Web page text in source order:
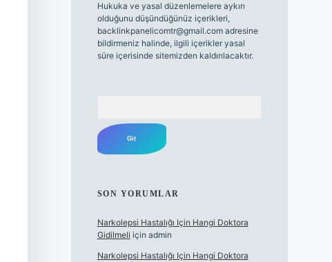
Hukuka ve yasal düzenlemelere aykırı
olduğunu düşündüğünüz içerikleri,
backlinkpanelicomtr@gmail.comadresine
bildirmeniz halinde, ilgili içerikler yasal
süre içerisinde sitemizden kaldırılacaktır.
SON YORUMLAR
Narkolepsi Hastalığı Için Hangi Doktora
Gidilmeli için admin
Narkolepsi Hastalığı Için Hangi Doktora